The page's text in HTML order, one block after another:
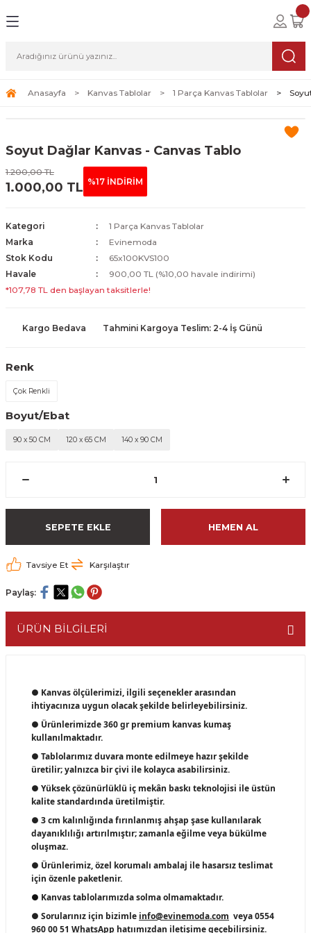
Tablolar
Tablolar
Tablolar
Sanat
Anasayfa Kanvas Tablolar 1 Parça Kanvas Tablolar
Soyut Dağlar Kanvas - Canvas Tablo
1.200,00 TL
1.000,00 TL %17 İNDİRİM
Kategori
1 Parça Kanvas Tablolar
Marka
Evinemoda
Stok Kodu
65x100KVS100
Havale
900,00 TL (%10,00 havale indirimi)
*107,78 TL den başlayan taksitlerle!
Kargo Bedava Tahmini Kargoya Teslim: 2-4 İş Günü
Renk
Çok Renkli
Boyut/Ebat
90 x 50 CM 120 x 65 CM 140 x 90 CM
SEPETE EKLE HEMEN AL
Tavsiye Et Karşılaştır
Paylaş:
ÜRÜN BİLGİLERİ
● Kanvas ölçülerimizi, ilgili seçenekler arasından
ihtiyacınıza uygun olacak şekilde belirleyebilirsiniz.
● Ürünlerimizde 360 gr premium kanvas kumaş
kullanılmaktadır.
● Tablolarımız duvara monte edilmeye hazır şekilde
üretilir; yalnızca bir çivi ile kolayca asabilirsiniz.
● Yüksek çözünürlüklü iç mekân baskı teknolojisi ile üstün
kalite standardında üretilmiştir.
● 3 cm kalınlığında fırınlanmış ahşap şase kullanılarak
dayanıklılığı artırılmıştır; zamanla eğilme veya bükülme
oluşmaz.
● Ürünlerimiz, özel korumalı ambalaj ile hasarsız teslimat
için özenle paketlenir.
● Kanvas tablolarımızda solma olmamaktadır.
● Sorularınız için bizimle info@evinemoda.com veya 0554
960 00 51 WhatsApp hatıımızdan iletişime geçebilirsiniz.